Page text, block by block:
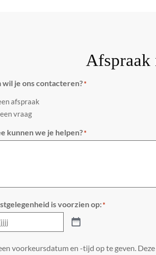
Afspraak
wil je ons contacteren?*
afspraak
vraag
kunnen we je helpen?*
is voorzien op:*
voorkeursdatum en -tijd op te geven.